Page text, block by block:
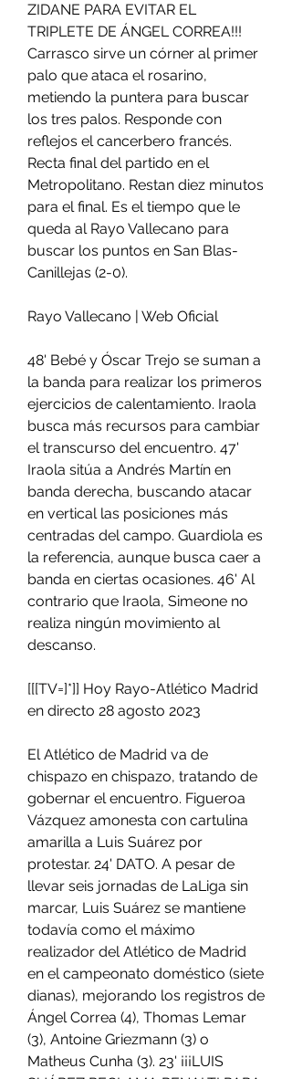
ZIDANE PARA EVITAR EL
TRIPLETE DE ÁNGEL CORREA!!!
Carrasco sirve un córner al primer
palo que ataca el rosarino,
metiendo la puntera para buscar
los tres palos. Responde con
reflejos el cancerbero francés.
Recta final del partido en el
Metropolitano. Restan diez minutos
para el final. Es el tiempo que le
queda al Rayo Vallecano para
buscar los puntos en San Blas-
Canillejas (2-0).
Rayo Vallecano | Web Oficial
48' Bebé y Óscar Trejo se suman a
la banda para realizar los primeros
ejercicios de calentamiento. Iraola
busca más recursos para cambiar
el transcurso del encuentro. 47'
Iraola sitúa a Andrés Martín en
banda derecha, buscando atacar
en vertical las posiciones más
centradas del campo. Guardiola es
la referencia, aunque busca caer a
banda en ciertas ocasiones. 46' Al
contrario que Iraola, Simeone no
realiza ningún movimiento al
descanso.
[[[TV=]*]] Hoy Rayo-Atlético Madrid
en directo 28 agosto 2023
El Atlético de Madrid va de
chispazo en chispazo, tratando de
gobernar el encuentro. Figueroa
Vázquez amonesta con cartulina
amarilla a Luis Suárez por
protestar. 24' DATO. A pesar de
llevar seis jornadas de LaLiga sin
marcar, Luis Suárez se mantiene
todavía como el máximo
realizador del Atlético de Madrid
en el campeonato doméstico (siete
dianas), mejorando los registros de
Ángel Correa (4), Thomas Lemar
(3), Antoine Griezmann (3) o
Matheus Cunha (3). 23' ¡¡¡LUIS